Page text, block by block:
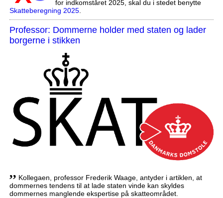
for indkomståret 2025, skal du i stedet benytte
Skatteberegning 2025.
Professor: Dommerne holder med staten og lader
borgerne i stikken
,, Kollegaen, professor Frederik Waage, antyder i artiklen, at
dommernes tendens til at lade staten vinde kan skyldes
dommernes manglende ekspertise på skatteområdet.